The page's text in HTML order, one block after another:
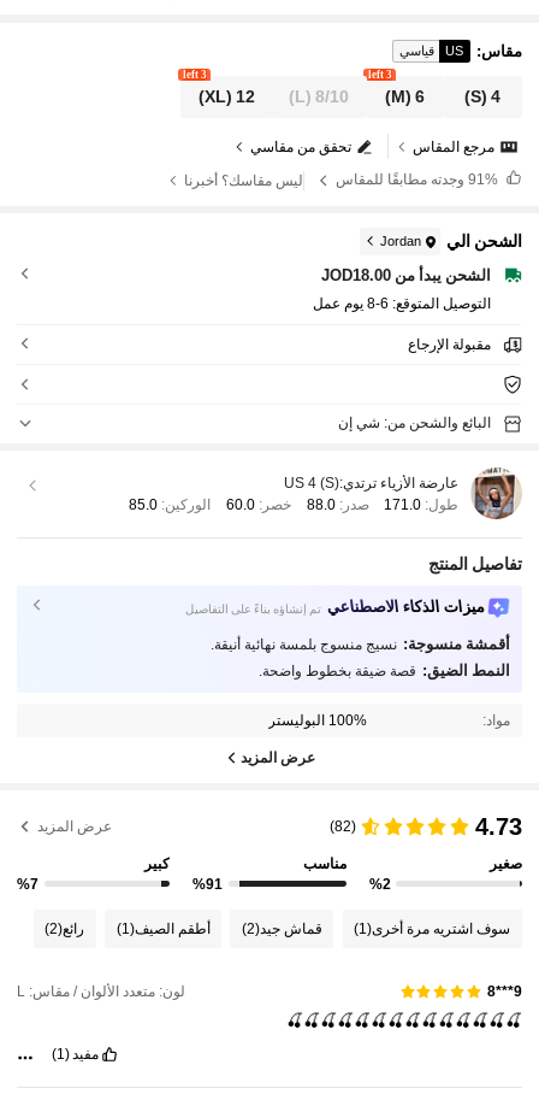
ي، رومانسي، ملابس منزلية يومية. توب مكشكش، توب حل
يب، ملابس علوية ياقة مربعة، توب بيبي دول
مقاس:
US قياسي
4
(S)
6
(M)
3 left
8/10
(L)
12
(XL)
3 left
تحقق من مقاسي
مرجع المقاس
وجدته مطابقًا للمقاس ليس مقاسك؟ أخبرنا
الشحن الي Jordan
الشحن يبدأ من JOD18.00
التوصيل المتوقع: 6-8 يوم عمل
مقبولة الإرجاع
البائع والشحن من: شي إن
عارضة الأزياء ترتدي:US 4 (S)
طول: 171.0 صدر:88.0 خصر: 60.0 الوركين: 85.0
تفاصيل المنتج
ميزات الذكاء الاصطناعي تم إنشاؤه بناءً على التفاصيل
أقمشة منسوجة: نسيج منسوج بلمسة نهائية أنيقة.
النمط الضيق: قصة ضيقة بخطوط واضحة.
مواد: 100% البوليستر
عرض المزيد
4.73
(82) عرض المزيد
صغير
%2
مناسب
%91
كبير
%7
سوف اشتريه مرة أخرى(1) قماش جيد(2) أطقم الصيف(1) رائع(2)
9***8 لون: متعدد الألوان / مقاس: L
🍒🍒🍒🍒🍒🍒🍒🍒🍒🍒🍒🍒🍒🍒
مفيد (1)